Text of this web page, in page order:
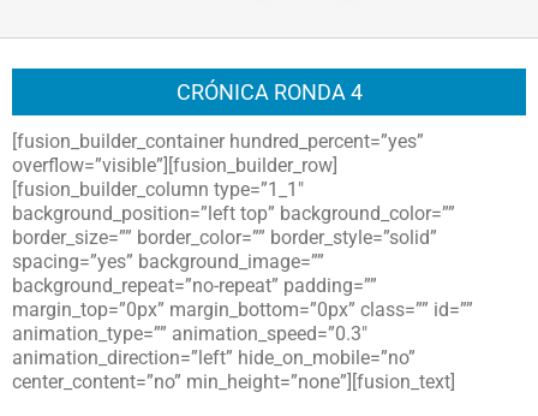
CRÓNICA RONDA 4
[fusion_builder_container hundred_percent=”yes”
overflow=”visible”][fusion_builder_row]
[fusion_builder_column type=”1_1″
background_position=”left top” background_color=””
border_size=”” border_color=”” border_style=”solid”
spacing=”yes” background_image=””
background_repeat=”no-repeat” padding=””
margin_top=”0px” margin_bottom=”0px” class=”” id=””
animation_type=”” animation_speed=”0.3″
animation_direction=”left” hide_on_mobile=”no”
center_content=”no” min_height=”none”][fusion_text]